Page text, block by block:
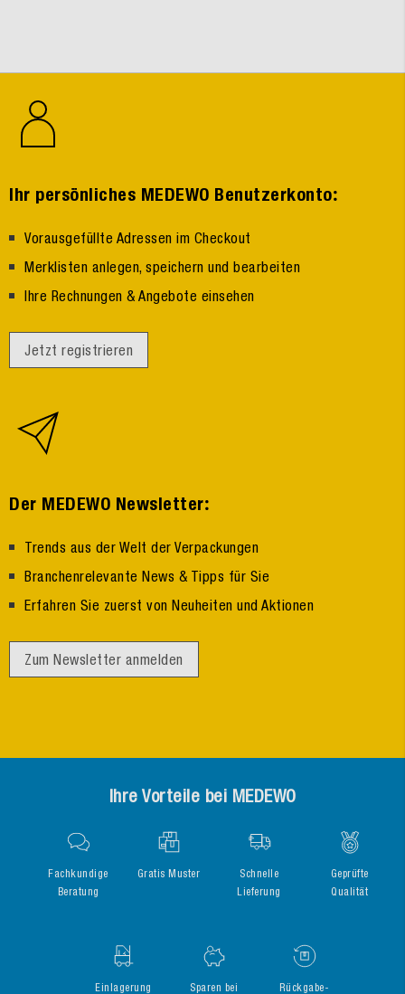
Ihr persönliches MEDEWO Benutzerkonto:
Vorausgefüllte Adressen im Checkout
Merklisten anlegen, speichern und bearbeiten
Ihre Rechnungen & Angebote einsehen
Jetzt registrieren
Der MEDEWO Newsletter:
Trends aus der Welt der Verpackungen
Branchenrelevante News & Tipps für Sie
Erfahren Sie zuerst von Neuheiten und Aktionen
Zum Newsletter anmelden
Ihre Vorteile bei MEDEWO
Fachkundige
Beratung
Gratis Muster
Schnelle
Lieferung
Geprüfte
Qualität
Einlagerung Sparen bei Rückgabe-